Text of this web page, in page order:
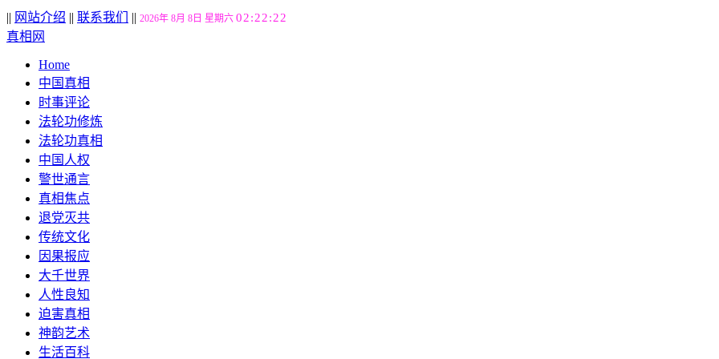
|| 网站介绍 || 联系我们 || 2026年 8月 8日 星期六 02:22:23
真相网
Home
中国真相
时事评论
法轮功修炼
法轮功真相
中国人权
警世通言
真相焦点
退党灭共
传统文化
因果报应
大千世界
人性良知
迫害真相
神韵艺术
生活百科